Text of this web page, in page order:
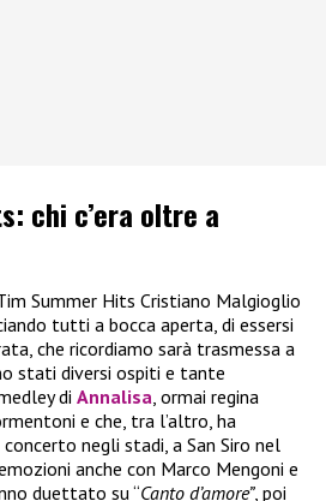
chi c’era oltre a
Summer Hits Cristiano Malgioglio
tutti a bocca aperta, di essersi
che ricordiamo sarà trasmessa a
stati diversi ospiti e tante
di Annalisa, ormai regina
e che, tra l’altro, ha
negli stadi, a San Siro nel
anche con Marco Mengoni e
duettato su “Canto d’amore”, poi